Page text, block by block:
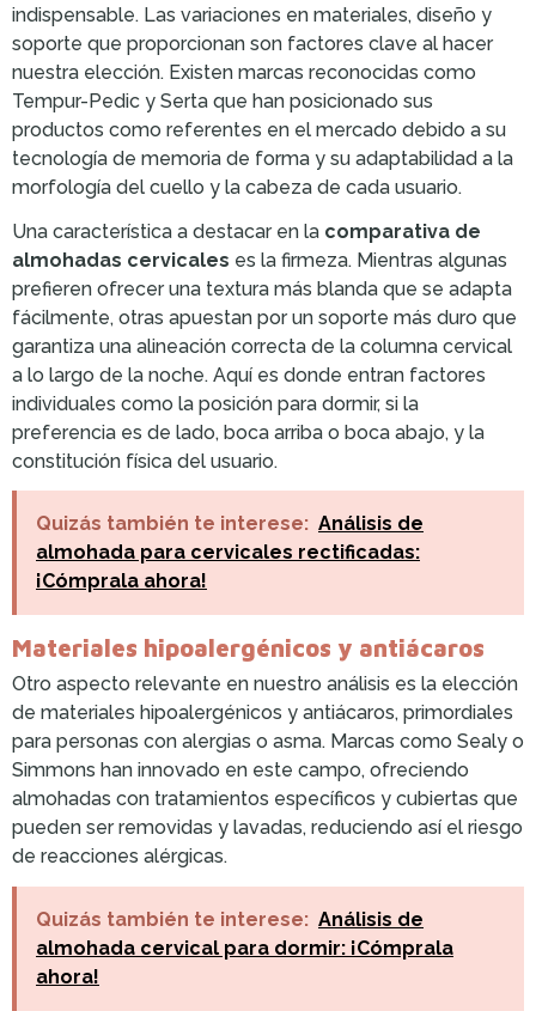
indispensable. Las variaciones en materiales, diseño y
soporte que proporcionan son factores clave al hacer
nuestra elección. Existen marcas reconocidas como
Tempur-Pedic y Serta que han posicionado sus
productos como referentes en el mercado debido a su
tecnología de memoria de forma y su adaptabilidad a la
morfología del cuello y la cabeza de cada usuario.
Una característica a destacar en la comparativa de
almohadas cervicales es la firmeza. Mientras algunas
prefieren ofrecer una textura más blanda que se adapta
fácilmente, otras apuestan por un soporte más duro que
garantiza una alineación correcta de la columna cervical
a lo largo de la noche. Aquí es donde entran factores
individuales como la posición para dormir, si la
preferencia es de lado, boca arriba o boca abajo, y la
constitución física del usuario.
Quizás también te interese: Análisis de
almohada para cervicales rectificadas:
¡Cómprala ahora!
Materiales hipoalergénicos y antiácaros
Otro aspecto relevante en nuestro análisis es la elección
de materiales hipoalergénicos y antiácaros, primordiales
para personas con alergias o asma. Marcas como Sealy o
Simmons han innovado en este campo, ofreciendo
almohadas con tratamientos específicos y cubiertas que
pueden ser removidas y lavadas, reduciendo así el riesgo
de reacciones alérgicas.
Quizás también te interese: Análisis de
almohada cervical para dormir: ¡Cómprala
ahora!